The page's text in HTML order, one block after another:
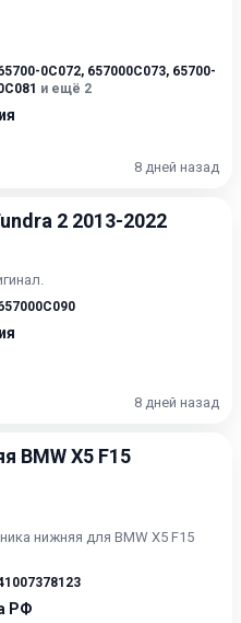
0C072, 657000C073, 65700-
и ещё 2
8 дней назад
2 2013-2022
8 дней назад
BMW X5 F15
нижняя для BMW X5 F15
РФ